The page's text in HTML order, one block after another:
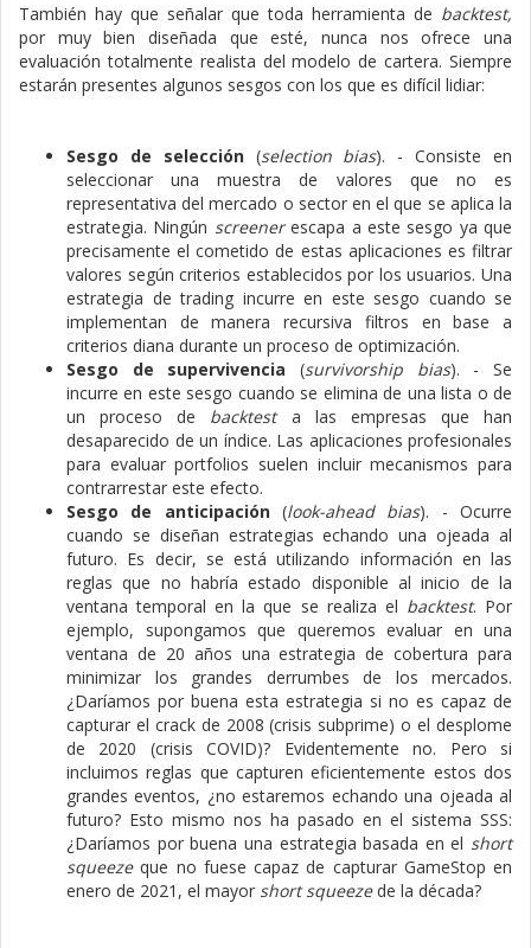
También hay que señalar que toda herramienta de backtest,
por muy bien diseñada que esté, nunca nos ofrece una
evaluación totalmente realista del modelo de cartera. Siempre
estarán presentes algunos sesgos con los que es difícil lidiar:
Sesgo de selección(selection bias). - Consiste en
seleccionar una muestra de valores que no es
representativa del mercado o sector en el que se aplica la
estrategia. Ningún screenerescapa a este sesgo ya que
precisamente el cometido de estas aplicaciones es filtrar
valores según criterios establecidos por los usuarios. Una
estrategia de trading incurre en este sesgo cuando se
implementan de manera recursiva filtros en base a
criterios diana durante un proceso de optimización.
Sesgo de supervivencia (survivorship bias). - Se
incurre en este sesgo cuando se elimina de una lista o de
un proceso de backtesta las empresas que han
desaparecido de un índice. Las aplicaciones profesionales
para evaluar portfolios suelen incluir mecanismos para
contrarrestar este efecto.
Sesgo de anticipación(look-ahead bias). - Ocurre
cuando se diseñan estrategias echando una ojeada al
futuro. Es decir, se está utilizando información en las
reglas que no habría estado disponible al inicio de la
ventana temporal en la que se realiza el backtest. Por
ejemplo, supongamos que queremos evaluar en una
ventana de 20 años una estrategia de cobertura para
minimizar los grandes derrumbes de los mercados.
¿Daríamos por buena esta estrategia si no es capaz de
capturar el crack de 2008 (crisis subprime) o el desplome
de 2020 (crisis COVID)? Evidentemente no. Pero si
incluimos reglas que capturen eficientemente estos dos
grandes eventos, ¿no estaremos echando una ojeada al
futuro? Esto mismo nos ha pasado en el sistema SSS:
¿Daríamos por buena una estrategia basada en el short
squeezeque no fuese capaz de capturar GameStop en
enero de 2021, el mayor short squeezede la década?